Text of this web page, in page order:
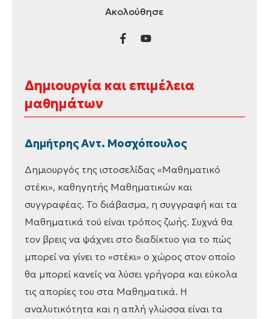
Ακολούθησε
Δημιουργία και επιμέλεια
μαθημάτων
Δημήτρης Αντ. Μοσχόπουλος
Δημιουργός της ιστοσελίδας «Μαθηματικό
στέκι», καθηγητής Μαθηματικών και
συγγραφέας. Το διάβασμα, η συγγραφή και τα
Μαθηματικά τού είναι τρόπος ζωής. Συχνά θα
τον βρεις να ψάχνει στο διαδίκτυο για το πώς
μπορεί να γίνει το «στέκι» ο χώρος στον οποίο
θα μπορεί κανείς να λύσει γρήγορα και εύκολα
τις απορίες του στα Μαθηματικά. Η
αναλυτικότητα και η απλή γλώσσα είναι τα